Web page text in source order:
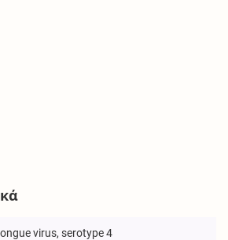
virus, serotype 4